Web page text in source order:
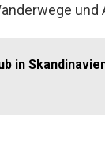
in